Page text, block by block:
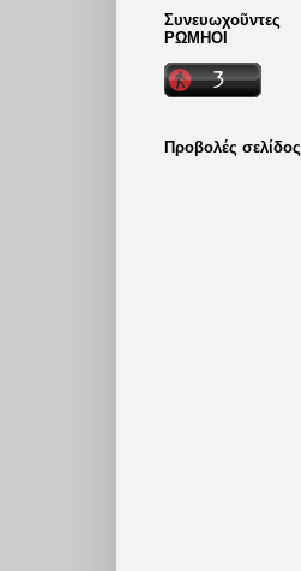
Συνευωχοῦντες
ΡΩΜΗΟΙ
Προβολές σελίδος